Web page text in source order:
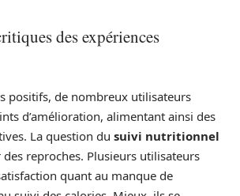
des expériences
positifs, de nombreux utilisateurs
d’amélioration, alimentant ainsi des
La question du suivi nutritionnel
reproches. Plusieurs utilisateurs
quant au manque de